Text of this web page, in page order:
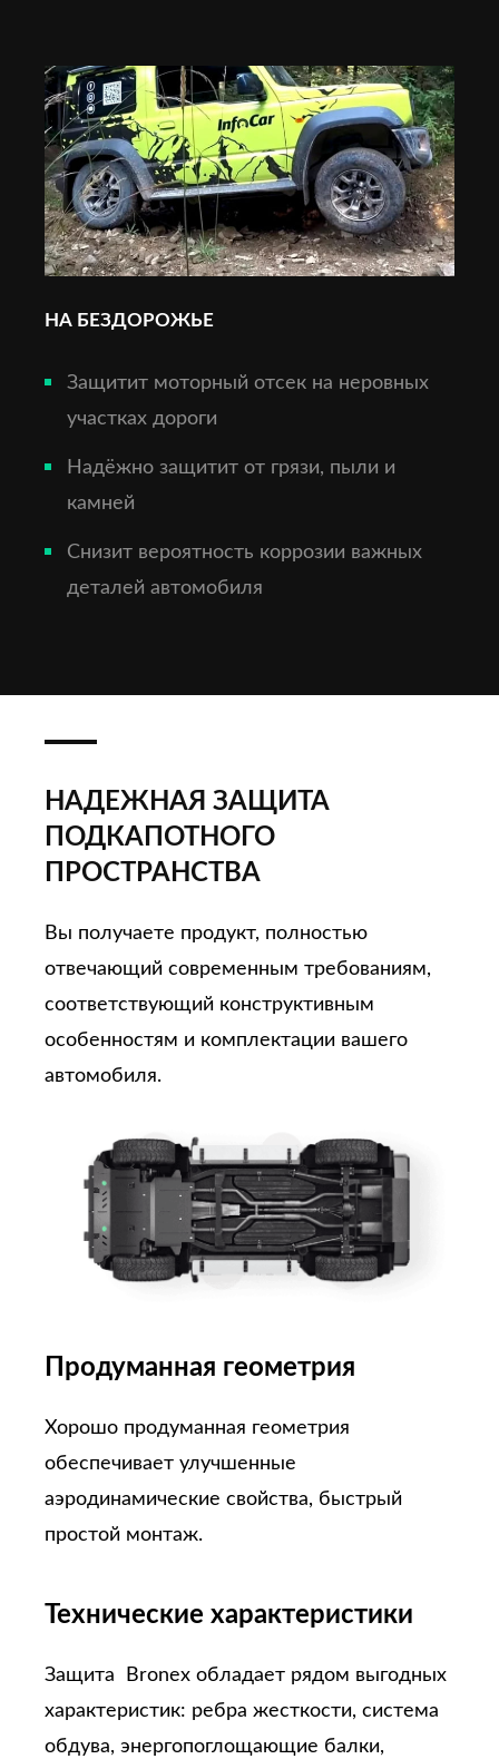
НА БЕЗДОРОЖЬЕ
Защитит моторный отсек на неровных
участках дороги
Надёжно защитит от грязи, пыли и
камней
Снизит вероятность коррозии важных
деталей автомобиля
НАДЕЖНАЯ ЗАЩИТА
ПОДКАПОТНОГО
ПРОСТРАНСТВА
Вы получаете продукт, полностью
отвечающий современным требованиям,
соответствующий конструктивным
особенностям и комплектации вашего
автомобиля.
Продуманная геометрия
Хорошо продуманная геометрия
обеспечивает улучшенные
аэродинамические свойства, быстрый
простой монтаж.
Технические характеристики
Защита Bronex обладает рядом выгодных
характеристик: ребра жесткости, система
обдува, энергопоглощающие балки,